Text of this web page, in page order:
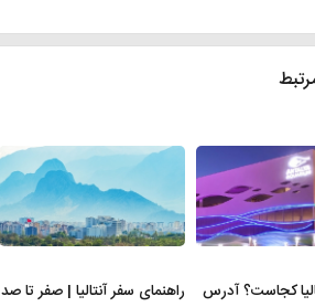
کجاست؟ آدرس راهنمای سفر آنتالیا | صفر تا صد